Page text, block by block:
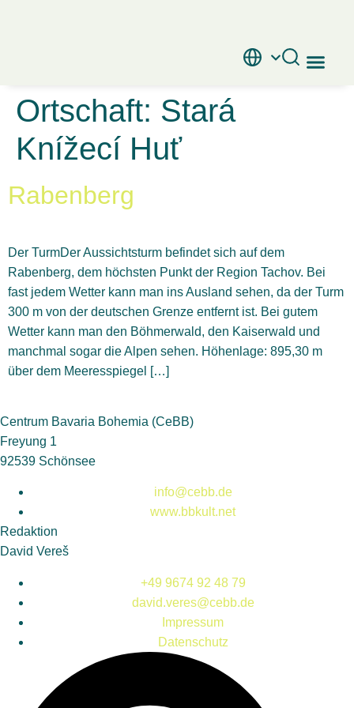
Ortschaft: Stará
Knížecí Huť
Rabenberg
Der TurmDer Aussichtsturm befindet sich auf dem
Rabenberg, dem höchsten Punkt der Region Tachov. Bei
fast jedem Wetter kann man ins Ausland sehen, da der Turm
300 m von der deutschen Grenze entfernt ist. Bei gutem
Wetter kann man den Böhmerwald, den Kaiserwald und
manchmal sogar die Alpen sehen. Höhenlage: 895,30 m
über dem Meeresspiegel […]
Centrum Bavaria Bohemia (CeBB)
Freyung 1
92539 Schönsee
info@cebb.de
www.bbkult.net
Redaktion
David Vereš
+49 9674 92 48 79
david.veres@cebb.de
Impressum
Datenschutz